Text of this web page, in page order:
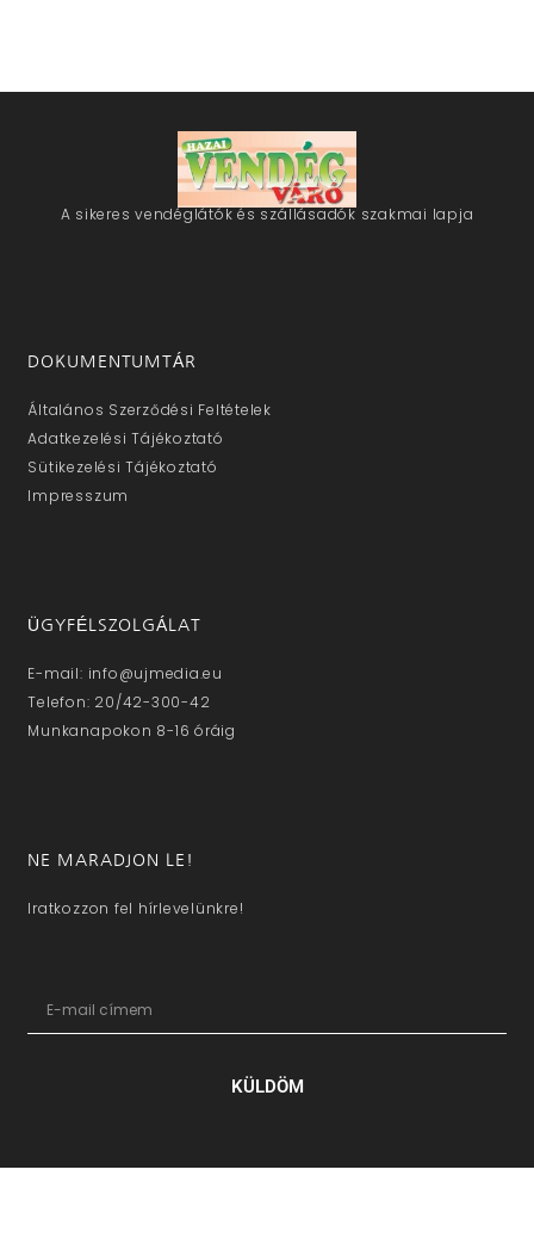
A sikeres vendéglátók és szállásadók szakmai lapja
DOKUMENTUMTÁR
Általános Szerződési Feltételek
Adatkezelési Tájékoztató
Sütikezelési Tájékoztató
Impresszum
ÜGYFÉLSZOLGÁLAT
E-mail: info@ujmedia.eu
Telefon: 20/42-300-42
Munkanapokon 8-16 óráig
NE MARADJON LE!
Iratkozzon fel hírlevelünkre!
KÜLDÖM